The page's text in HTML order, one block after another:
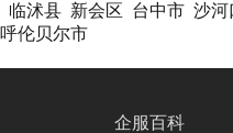
临沭县 新会区 台中市 沙河
呼伦贝尔市
企服百科